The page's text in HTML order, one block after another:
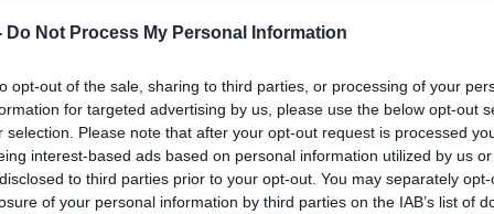
Do Not Process My Personal Information
opt-out of the sale, sharing to third parties, or processing of your
for targeted advertising by us, please use the below opt-out
selection. Please note that after your opt-out request is processed
interest-based ads based on personal information utilized by us
to third parties prior to your opt-out. You may separately
of your personal information by third parties on the IAB’s list of